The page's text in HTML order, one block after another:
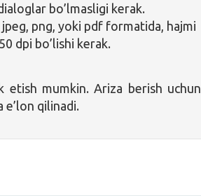
bo’lmasligi kerak.
png, yoki pdf formatida, hajmi
dpi bo’lishi kerak.
mumkin. Ariza berish uchun
qilinadi.